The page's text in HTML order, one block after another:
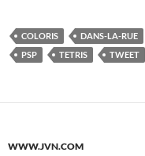
COLORIS DANS-LA-RUE
PSP
TETRIS TWEET
WWW.JVN.COM